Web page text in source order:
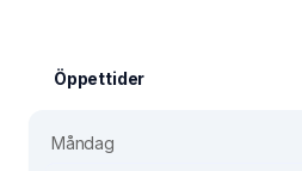
Öppettider
Måndag